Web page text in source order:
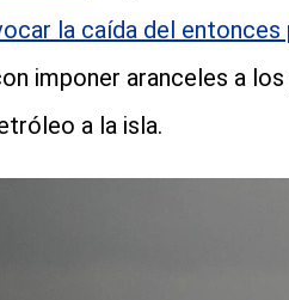
la caída del
imponer aranceles a
a la isla.